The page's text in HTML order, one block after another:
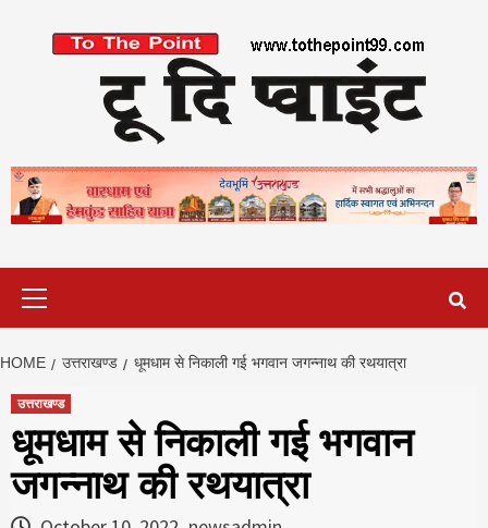
HOME उत्तराखण्ड धूमधाम से निकाली गई भगवान जगन्नाथ की रथयात्रा
उत्तराखण्ड
धूमधाम से निकाली गई भगवान
जगन्नाथ की रथयात्रा